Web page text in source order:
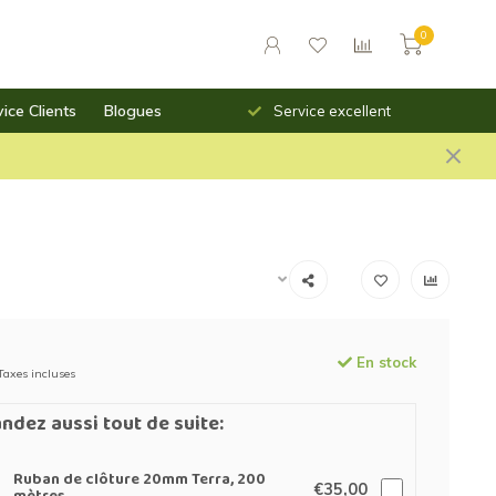
0
Clients Blogues
rapide Service excellent
incluses
En stock
aussi tout de suite:
Ruban de clôture 20mm Terra, 200 €35,00